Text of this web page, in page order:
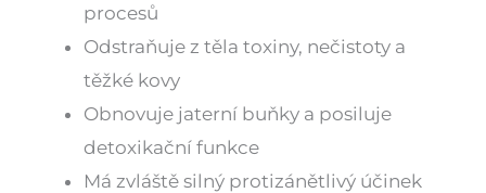
procesů
Odstraňuje z těla toxiny, nečistoty a
těžké kovy
Obnovuje jaterní buňky a posiluje
detoxikační funkce
Má zvláště silný protizánětlivý účinek